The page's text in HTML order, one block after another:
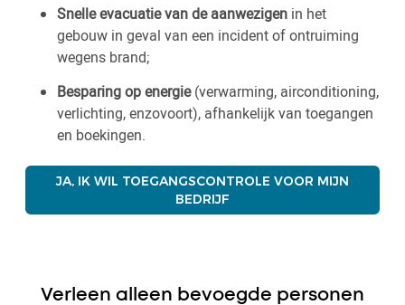
Snelle evacuatie van de aanwezigen in het
gebouw in geval van een incident of ontruiming
wegens brand;
Besparing op energie(verwarming, airconditioning,
verlichting, enzovoort), afhankelijk van toegangen
en boekingen.
JA, IK WIL TOEGANGSCONTROLE VOOR MIJN
BEDRIJF
Verleen alleen bevoegde personen